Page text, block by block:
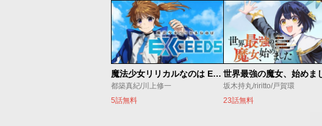
魔法少女リリカルなのは EXCEEDS
都築真紀/川上修一
5話無料
坂木持丸/riritto/戸賀環
23話無料